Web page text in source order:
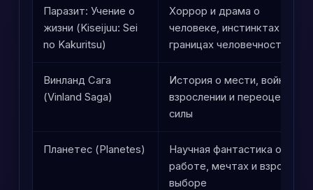
Паразит: Учение о
жизни (Kiseijuu: Sei
no Kakuritsu)
Хоррор и драма о
человеке, инстинктах и
границах человечности
Винланд Сага
(Vinland Saga)
История о мести, войне,
взрослении и переоценке
силы
Планетес (Planetes)
Научная фантастика о
работе, мечтах и взрослом
выборе